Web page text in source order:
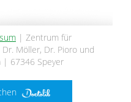
| Zentrum für
Möller, Dr. Pioro und
| 67346 Speyer